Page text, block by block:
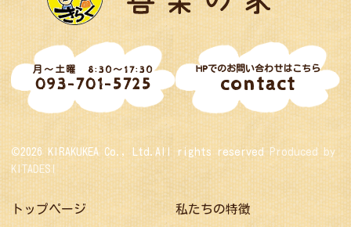
月～土曜 8:30～17:30
093-701-5725
HPでのお問い合わせはこちら
contact
©2026 KIRAKUKEA Co., Ltd.All rights reserved Produced by
KITADESI
トップページ 私たちの特徴